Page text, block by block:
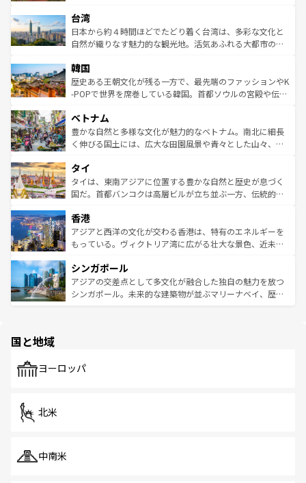
ならではの贅沢な旅のスタイルだ。 なお、新着のアメリカ
情報はコンテンツ一覧を参照してほしい。
れるおもてなしの心で訪れる人々を迎えてくれるハワイの
人々、おいしいローカルフードやハワイアンミュージッ
ク、伝統的なフラダンスなど、すべてがハワイの魅力を彩
ワイを、存分に味わってほしい。 なお、新着のハワイ情報
はコンテンツ一覧を参照してほしい。
リアリーフや大陸中央部にそびえるウルル（エアーズロッ
ク）、タスマニアの美しい原生林やケアンズの熱帯雨林な
ど、見どころがたくさん。また、カフェやワイン、オージ
いる。アクティビティも充実しており、サーフィンやダイ
ビング、ハイキングなど、アウトドア好きにはたまらな
い。オーストラリアの多彩な魅力を存分に味わいつくそ
参照してほしい。
台湾
日本から約４時間ほどでたどり着く台湾は、多彩な文化と
自然が織りなす魅力的な観光地。活気あふれる大都市の台
ン）、静ひつな山岳地帯である台湾東部など、都市の喧騒
と山間の静けさが共存しており、訪れる人に新しい発見と
驚きをもたらしてくれる。また、奥深い台湾の食文化も魅
容にもいいと評判のスイーツなど、バラエティ豊かな料理
が味わえる。 なお、新着の台湾情報は コンテンツ一覧を参
照してほしい。
韓国
歴史ある王朝文化が残る一方で、最先端のファッションやK
-POPで世界を席巻している韓国。首都ソウルの宮殿や伝統
き、地方に足を延ばせば四季折々の自然美を楽しむことが
できる。そして、キムチや焼肉、絶品のストリートフード
まで、さまざまな韓国料理が待っている。夜には、韓国な
リティに包まれながら、韓国の多彩な魅力を心ゆくまで味
わってみてほしい。 なお、新着の韓国情報はコンテンツ一
覧を参照してほしい。
ベトナム
豊かな自然と多様な文化が魅力的なベトナム。南北に細長
く伸びる国土には、広大な田園風景や青々とした山々、世
急速な発展と共に伝統が息づく。ハノイの古い町並みやホ
ーチミン市のフランス統治時代の建物も、独特の雰囲気を
醸し出している。また、バラエティの豊かさとおいしさで
とつ。フォーやバインミー、ベトナムコーヒーなどは、ぜ
ひ現地で味わいたい。どの地域を訪れてもあたたかい人々
が旅行者を迎えてくれるので、きっと忘れられない旅にな
参照してほしい。
タイ
タイは、東南アジアに位置する豊かな自然と歴史が息づく
国だ。首都バンコクは高層ビルが立ち並ぶ一方、伝統的な
の活気が交差している。北部ではチェンマイなどの山岳地
帯で自然と触れ合い、南部ではプーケットやクラビの美し
いビーチでリゾート気分を楽しむことができる。タイ料理
激する。気候は一年中温暖で、どの季節にも異なる楽しみ
が待っている。親しみやすいタイの人々、仏教を中心とし
た文化、そして多様な観光資源が、訪れる旅人を魅了し続
香港
アジアと西洋の文化が交わる香港は、特有のエネルギーを
もっている。ヴィクトリア湾に広がる壮大な景色、近未来
み、どこを訪れても感動するはず。観光スポットが密集し
ており、効率よく見どころを回れるのも魅力。息をのむよ
うな絶景から文化的な体験まで、香港を存分に楽しみ尽く
シンガポール
アジアの交差点として多文化が融合した独自の魅力を放つ
シンガポール。未来的な建築物が並ぶマリーナベイ、歴史
で、ホーカーズは地元の風情を楽しめる外せないスポット
国と地域
ヨーロッパ
北米
中南米